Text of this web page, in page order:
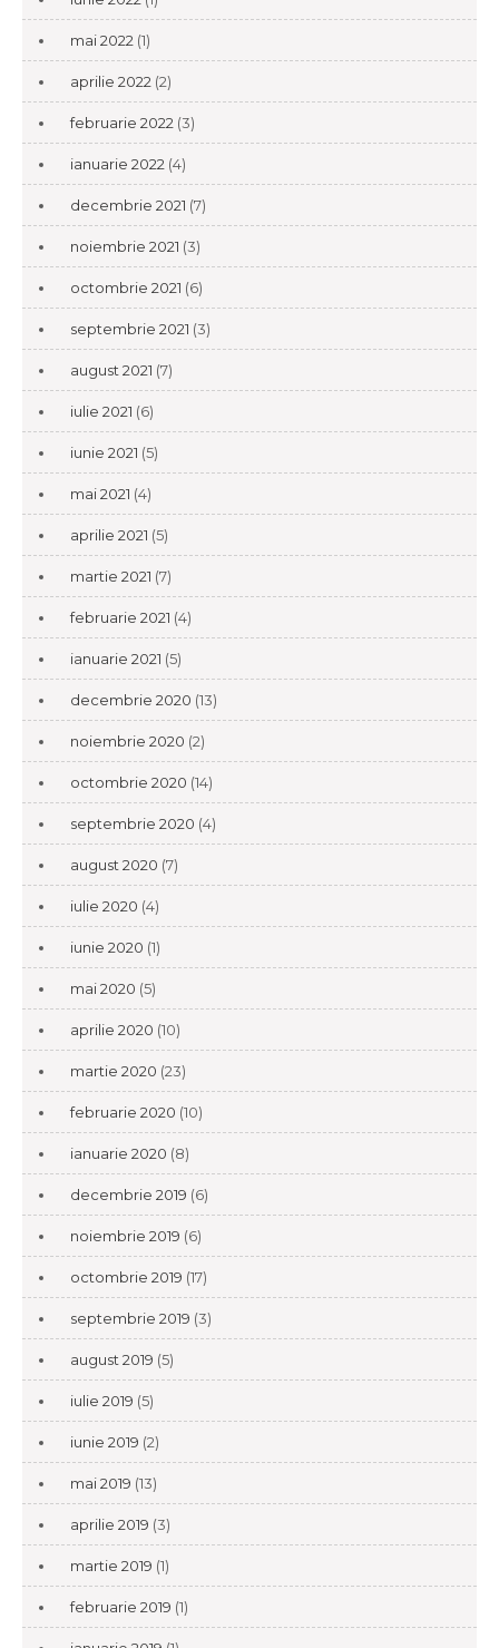
mai 2022 (1)
aprilie 2022 (2)
februarie 2022 (3)
ianuarie 2022 (4)
decembrie 2021 (7)
noiembrie 2021 (3)
octombrie 2021 (6)
septembrie 2021 (3)
august 2021 (7)
iulie 2021 (6)
iunie 2021 (5)
mai 2021 (4)
aprilie 2021 (5)
martie 2021 (7)
februarie 2021 (4)
ianuarie 2021 (5)
decembrie 2020 (13)
noiembrie 2020 (2)
octombrie 2020 (14)
septembrie 2020 (4)
august 2020 (7)
iulie 2020 (4)
iunie 2020 (1)
mai 2020 (5)
aprilie 2020 (10)
martie 2020 (23)
februarie 2020 (10)
ianuarie 2020 (8)
decembrie 2019 (6)
noiembrie 2019 (6)
octombrie 2019 (17)
septembrie 2019 (3)
august 2019 (5)
iulie 2019 (5)
iunie 2019 (2)
mai 2019 (13)
aprilie 2019 (3)
martie 2019 (1)
februarie 2019 (1)